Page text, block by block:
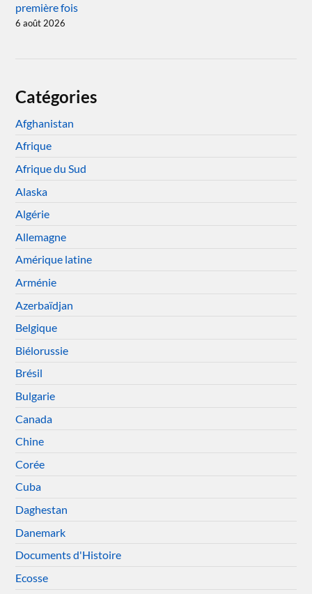
première fois
6 août 2026
Catégories
Afghanistan
Afrique
Afrique du Sud
Alaska
Algérie
Allemagne
Amérique latine
Arménie
Azerbaïdjan
Belgique
Biélorussie
Brésil
Bulgarie
Canada
Chine
Corée
Cuba
Daghestan
Danemark
Documents d'Histoire
Ecosse